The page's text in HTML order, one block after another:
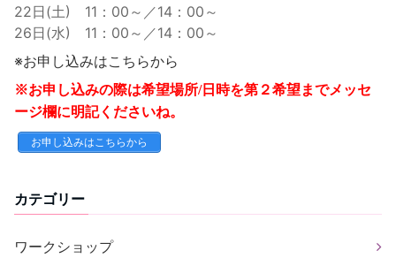
22日(土) 11：00～／14：00～
26日(水) 11：00～／14：00～
※お申し込みはこちらから
※お申し込みの際は希望場所/日時を第２希望までメッセ
ージ欄に明記くださいね。
お申し込みはこちらから
カテゴリー
ワークショップ